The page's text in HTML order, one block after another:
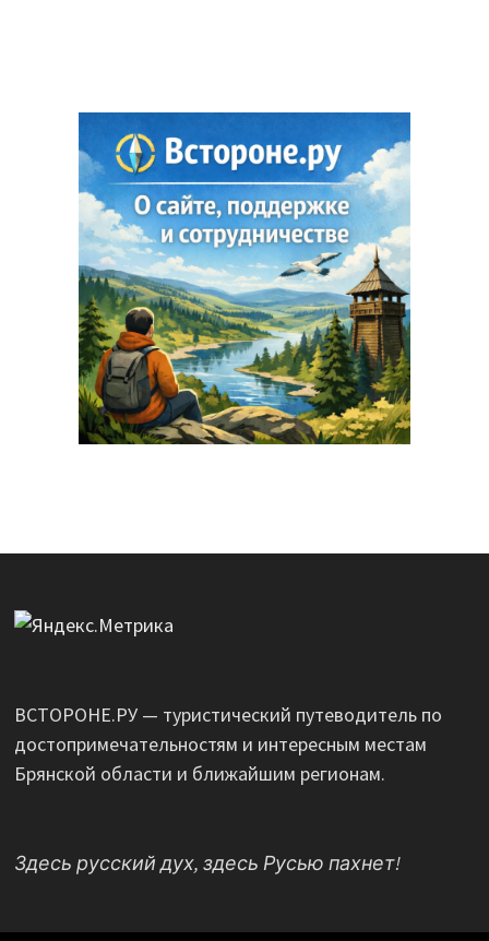
ВСТОРОНЕ.РУ — туристический путеводитель по
достопримечательностям и интересным местам
Брянской области и ближайшим регионам.
Здесь русский дух, здесь Русью пахнет!